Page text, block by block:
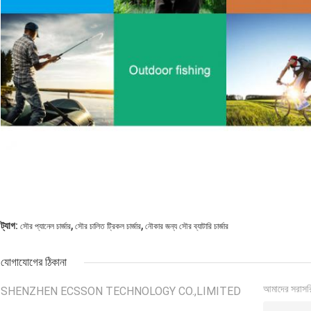
ট্যাগ: সৌর প্যানেল চার্জার, সৌর চালিত ট্রিকল চার্জার, নৌকার জন্য সৌর ব্যাটারি চার্জার
যোগাযোগের ঠিকানা
SHENZHEN ECSSON TECHNOLOGY CO.,LIMITED আমাদের